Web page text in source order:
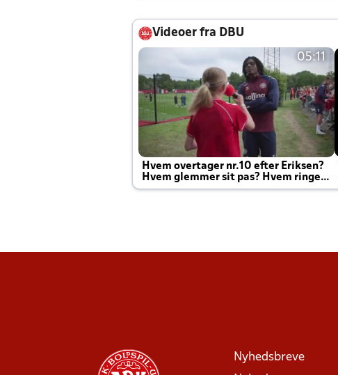
Videoer fra DBU
05:11
Hvem overtager nr.10 efter Eriksen?
Hvem glemmer sit pas? Hvem ringer
Joachim altid til efter kampe?
Nyhedsbreve